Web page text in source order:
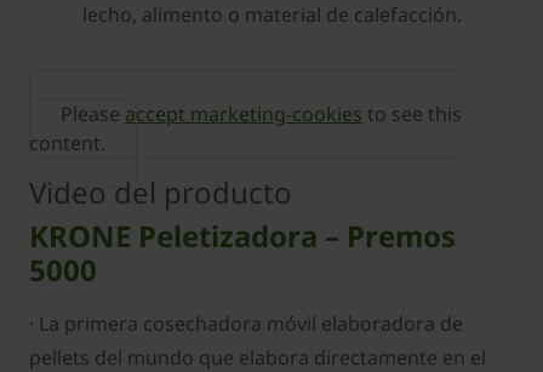
lecho, alimento o material de calefacción.
Please accept marketing-cookies to see this
content.
Video del producto
KRONE Peletizadora – Premos
5000
· La primera cosechadora móvil elaboradora de
pellets del mundo que elabora directamente en el